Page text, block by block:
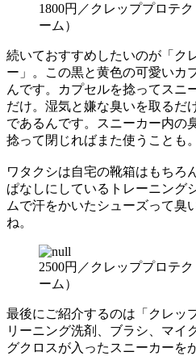
1800円／クレッププロテ
ーム）
続いておすすめしたいのが「ク
ー」。この黒と黄色の可愛いカ
んです。カプセルを捻ってスニ
だけ。湿気と嫌な臭いを取るだ
であるんです。スニーカー内の
捻って閉じればまた使うことも。
ワタクシは自宅の靴箱はもちろ
ぱなしにしているトレーニング
ムで汗をかいたシューズって臭
ね。
2500円／クレッププロテ
ーム）
最後にご紹介するのは「クレッ
リーニング洗剤、ブラシ、マイ
グクロスが入ったスニーカーを